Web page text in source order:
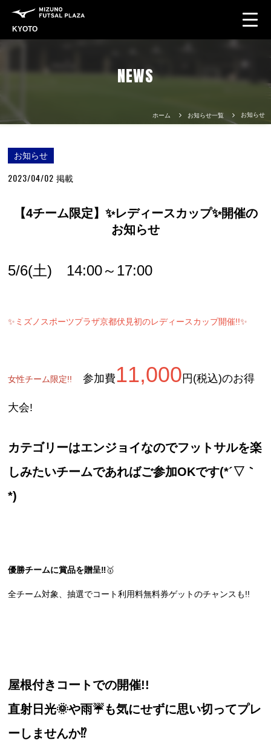
KYOTO
NEWS
ホーム お知らせ一覧 お知らせ
お知らせ
2023/04/02 掲載
【4チーム限定】✨レディースカップ✨開催の
お知らせ
5/6(土) 14:00～17:00
✨ ミズノスポーツプラザ京都伏見初のレディースカップ開催!!✨
女性チーム限定!! 参加費11,000 円(税込)のお得
大会!
カテゴリーはエンジョイなのでフットサルを楽
しみたいチームであればご参加OKです(*´▽｀
*)
優勝チームに賞品を贈呈‼🥇
全チーム対象、抽選でコート利用料無料券ゲットのチャンスも!!
屋根付きコートでの開催!!
直射日光🌞や雨☔も気にせずに思い切ってプレ
ーしませんか⁉